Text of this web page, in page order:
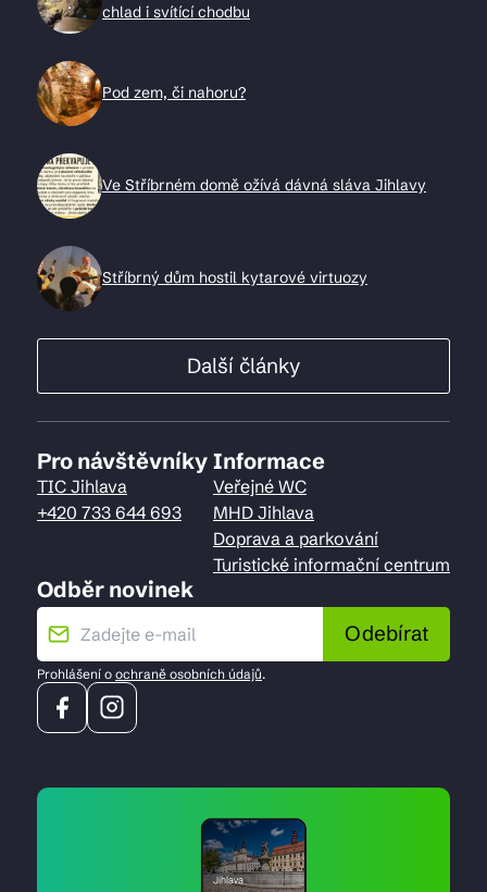
chlad i svítící chodbu
Pod zem, či nahoru?
Ve Stříbrném domě ožívá dávná sláva Jihlavy
Stříbrný dům hostil kytarové virtuozy
Další články
Pro návštěvníky
TIC Jihlava
+420 733 644 693
Informace
Veřejné WC
MHD Jihlava
Doprava a parkování
Turistické informační centrum
Odběr novinek
Odebírat
Prohlášení o ochraně osobních údajů.